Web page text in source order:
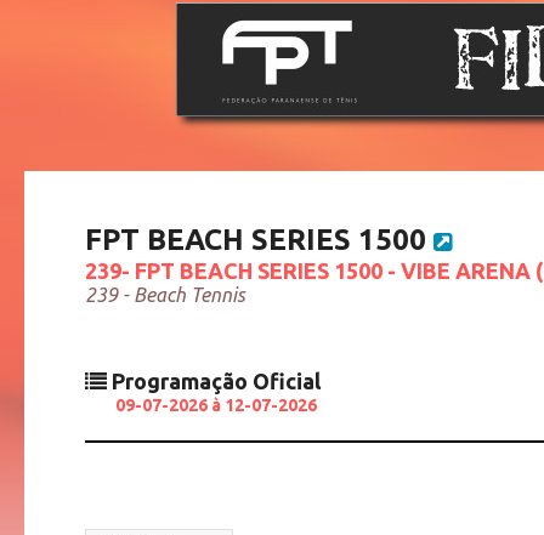
FPT BEACH SERIES 1500
239- FPT BEACH SERIES 1500 - VIBE ARENA
239 - Beach Tennis
Programação Oficial
09-07-2026 à 12-07-2026